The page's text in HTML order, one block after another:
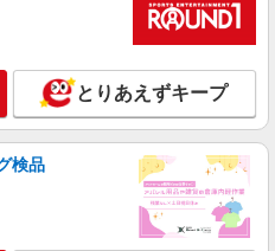
問入浴 福島 福島県福島市南矢野
詳細を見る
支援対応コース
栄養士 特定保健指導
対面) 1日：10,000円〜14,716円 ・
とりあえずキープ
検品